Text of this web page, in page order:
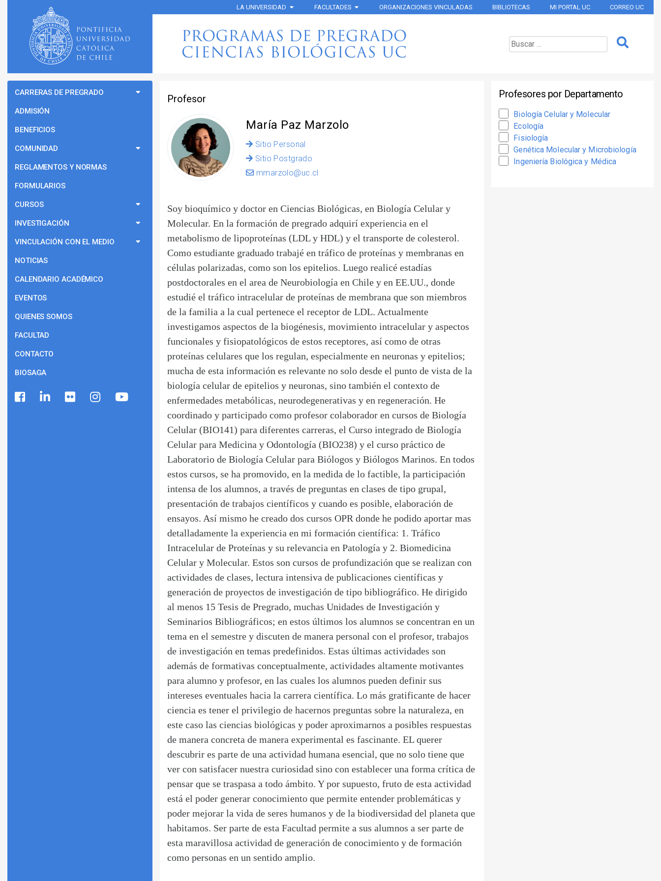
LA UNIVERSIDAD FACULTADES ORGANIZACIONES VINCULADAS BIBLIOTECAS MI PORTAL UC CORREO UC
Profesor
María Paz Marzolo
Sitio Personal
Sitio Postgrado
mmarzolo@uc.cl
Soy bioquímico y doctor en Ciencias Biológicas, en Biología Celular y
Molecular. En la formación de pregrado adquirí experiencia en el
metabolismo de lipoproteínas (LDL y HDL) y el transporte de colesterol.
Como estudiante graduado trabajé en tráfico de proteínas y membranas en
células polarizadas, como son los epitelios. Luego realicé estadías
postdoctorales en el area de Neurobiología en Chile y en EE.UU., donde
estudié el tráfico intracelular de proteínas de membrana que son miembros
de la familia a la cual pertenece el receptor de LDL. Actualmente
investigamos aspectos de la biogénesis, movimiento intracelular y aspectos
funcionales y fisiopatológicos de estos receptores, así como de otras
proteínas celulares que los regulan, especialmente en neuronas y epitelios;
mucha de esta información es relevante no solo desde el punto de vista de la
biología celular de epitelios y neuronas, sino también el contexto de
enfermedades metabólicas, neurodegenerativas y en regeneración. He
coordinado y participado como profesor colaborador en cursos de Biología
Celular (BIO141) para diferentes carreras, el Curso integrado de Biología
Celular para Medicina y Odontología (BIO238) y el curso práctico de
Laboratorio de Biología Celular para Biólogos y Biólogos Marinos. En todos
estos cursos, se ha promovido, en la medida de lo factible, la participación
intensa de los alumnos, a través de preguntas en clases de tipo grupal,
presentación de trabajos científicos y cuando es posible, elaboración de
ensayos. Así mismo he creado dos cursos OPR donde he podido aportar mas
detalladamente la experiencia en mi formación científica: 1. Tráfico
Intracelular de Proteínas y su relevancia en Patología y 2. Biomedicina
Celular y Molecular. Estos son cursos de profundización que se realizan con
actividades de clases, lectura intensiva de publicaciones científicas y
generación de proyectos de investigación de tipo bibliográfico. He dirigido
al menos 15 Tesis de Pregrado, muchas Unidades de Investigación y
Seminarios Bibliográficos; en estos últimos los alumnos se concentran en un
tema en el semestre y discuten de manera personal con el profesor, trabajos
de investigación en temas predefinidos. Estas últimas actividades son
además de formativas conceptualmente, actividades altamente motivantes
para alumno y profesor, en las cuales los alumnos pueden definir sus
intereses eventuales hacia la carrera científica. Lo más gratificante de hacer
ciencia es tener el privilegio de hacernos preguntas sobre la naturaleza, en
este caso las ciencias biológicas y poder aproximarnos a posibles respuestas
de manera concreta de manera experimental es fascinante. EL querer
descubrir es parte de una actividad humana esencial, que no solo tiene que
ver con satisfacer nuestra curiosidad sino con establecer una forma crítica de
pensar que se traspasa a todo ámbito. Y por supuesto, fruto de esta actividad
está el poder generar conocimiento que permite entender problemáticas y
poder mejorar la vida de seres humanos y de la biodiversidad del planeta que
habitamos. Ser parte de esta Facultad permite a sus alumnos a ser parte de
esta maravillosa actividad de generación de conocimiento y de formación
como personas en un sentido amplio.
CARRERAS DE PREGRADO
ADMISIÓN
BENEFICIOS
COMUNIDAD
REGLAMENTOS Y NORMAS
FORMULARIOS
CURSOS
INVESTIGACIÓN
VINCULACIÓN CON EL MEDIO
NOTICIAS
CALENDARIO ACADÉMICO
EVENTOS
QUIENES SOMOS
FACULTAD
CONTACTO
BIOSAGA
Profesores por Departamento
Biología Celular y Molecular
Ecología
Fisiología
Genética Molecular y Microbiología
Ingeniería Biológica y Médica